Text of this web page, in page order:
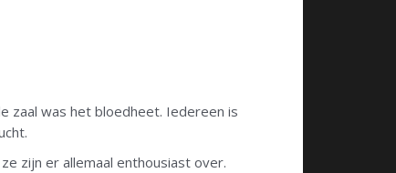
zaal was het bloedheet. Iedereen is
zijn er allemaal enthousiast over.